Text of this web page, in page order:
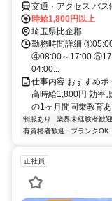
交通・アクセス バ
（無料駐車場完備）
時給1,800円以上
埼玉県比企郡
勤務時間詳細
④08:00～17:00
04:00...
仕事内容 おすす
高時給1,800円 効率
の1ヶ月間同乗教育
制服あり 業界未経験者歓迎
有資格者歓迎
ブランクOK
正社員